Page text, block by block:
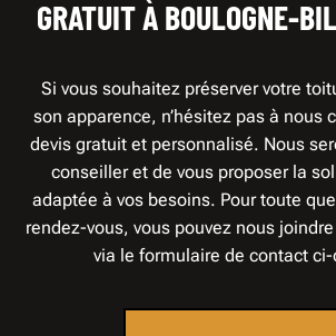
GRATUIT À BOULOGNE-
Si vous souhaitez préserver votre
son apparence, n’hésitez pas à nous
devis gratuit et personnalisé. Nous
conseiller et de vous proposer la
adaptée à vos besoins. Pour toute
rendez-vous, vous pouvez nous
via le formulaire de contact